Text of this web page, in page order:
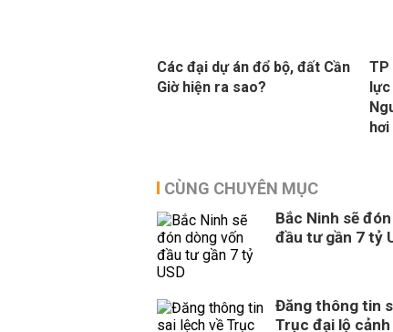
Các đại dự án đổ bộ, đất Cần
Giờ hiện ra sao?
TP
lực
hơi
CÙNG CHUYÊN MỤC
Bắc Ninh sẽ
đầu tư gần 7 tỷ
Đăng thông tin
Trục đại lộ cảnh